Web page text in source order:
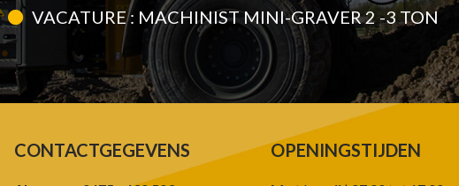
VACATURE : MACHINIST MINI-GRAVER 2 -3 TON
CONTACTGEGEVENS OPENINGSTIJDEN